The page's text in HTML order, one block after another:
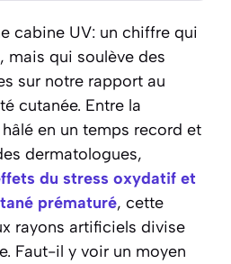
cabine UV: un chiffre qui
mais qui soulève des
sur notre rapport au
cutanée. Entre la
en un temps record et
dermatologues,
du stress oxydatif et
prématuré, cette
rayons artificiels divise
Faut-il y voir un moyen